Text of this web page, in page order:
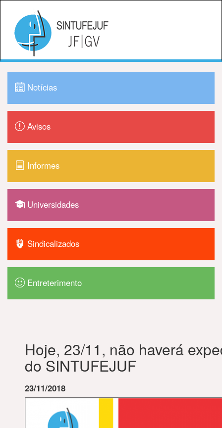
Notícias
Avisos
Informes
Universidades
Sindicalizados
Entreterimento
Hoje, 23/11, não haverá
do SINTUFEJUF
23/11/2018